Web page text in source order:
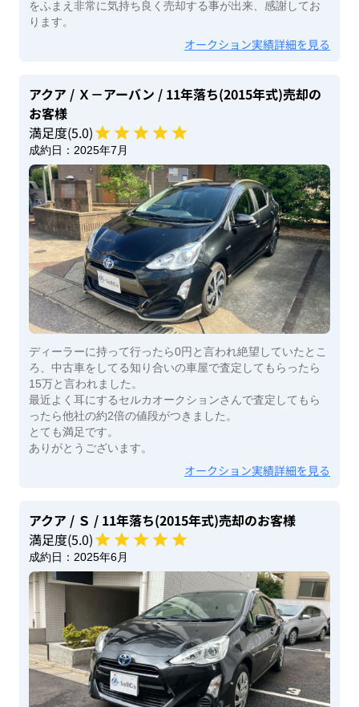
をふまえ非常に気持ち良く売却する事が出来、感謝してお
ります。
オークション実績詳細を見る
アクア / Ｘ－アーバン / 11年落ち(2015年式)売却の
お客様
満足度(5.0)
成約日： 2025年7月
ディーラーに持って行ったら0円と言われ絶望していたとこ
ろ、中古車をしてる知り合いの車屋で査定してもらったら
15万と言われました。
最近よく耳にするセルカオークションさんで査定してもら
ったら他社の約2倍の値段がつきました。
とても満足です。
ありがとうございます。
オークション実績詳細を見る
アクア / Ｓ / 11年落ち(2015年式)売却のお客様
満足度(5.0)
成約日： 2025年6月